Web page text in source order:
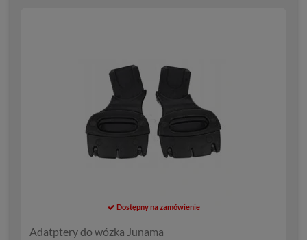
Dostępny na zamówienie
Adatptery do wózka Junama